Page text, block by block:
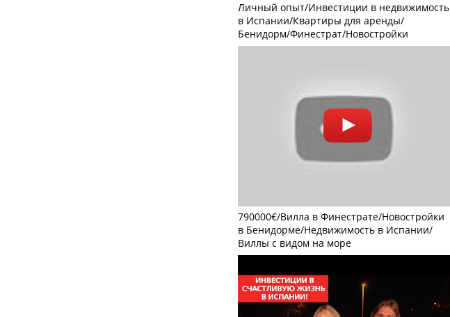
Личный опыт/Инвестиции в недвижимость
в Испании/Квартиры для аренды/
Бенидорм/Финестрат/Новостройки
790000€/Вилла в Финестрате/Новостройки
в Бенидорме/Недвижимость в Испании/
Виллы с видом на море